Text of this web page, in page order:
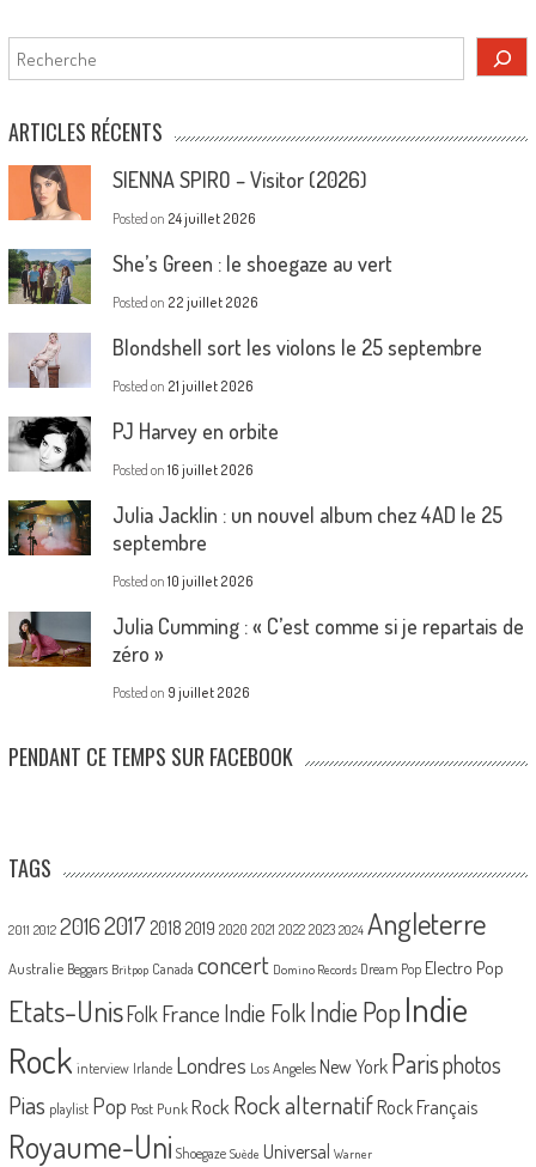
Rechercher
ARTICLES RÉCENTS
SIENNA SPIRO – Visitor (2026)
Posted on 24 juillet 2026
She’s Green : le shoegaze au vert
Posted on 22 juillet 2026
Blondshell sort les violons le 25 septembre
Posted on 21 juillet 2026
PJ Harvey en orbite
Posted on 16 juillet 2026
Julia Jacklin : un nouvel album chez 4AD le 25
septembre
Posted on 10 juillet 2026
Julia Cumming : « C’est comme si je repartais de
zéro »
Posted on 9 juillet 2026
PENDANT CE TEMPS SUR FACEBOOK
TAGS
2011 2012 20162017 2018 2019 2020 2021 2022 2023 2024 Angleterre
Australie Beggars Britpop Canada concert Domino Records Dream Pop Electro Pop
Etats-UnisFolk France Indie FolkIndie PopIndie
Rock interview Irlande Londres Los Angeles New York Parisphotos
Pias playlist Pop Post Punk Rock Rock alternatif Rock Français
Royaume-Uni Shoegaze Suède Universal Warner